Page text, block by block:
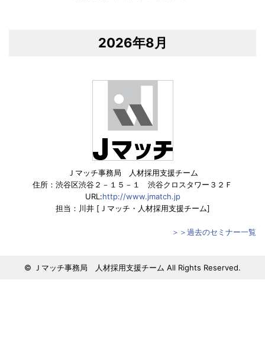
2026年8月
Ｊマッチ事務局 人材採用支援チーム
住所：渋谷区渋谷２－１５－１ 渋谷クロスタワー３２Ｆ
URL:http://www.jmatch.jp
担当：川井 [Ｊマッチ・人材採用支援チーム]
＞＞過去のセミナー一覧
© Ｊマッチ事務局 人材採用支援チーム All Rights Reserved.